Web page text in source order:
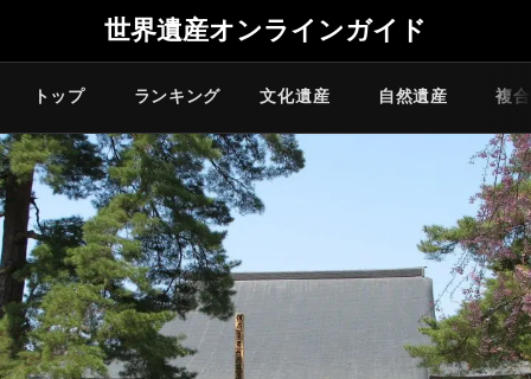
世界遺産オンラインガイド
トップ ランキング 文化遺産 自然遺産 複